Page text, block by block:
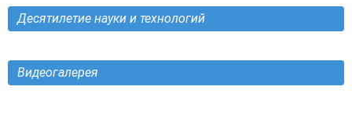
Десятилетие науки и технологий
Видеогалерея